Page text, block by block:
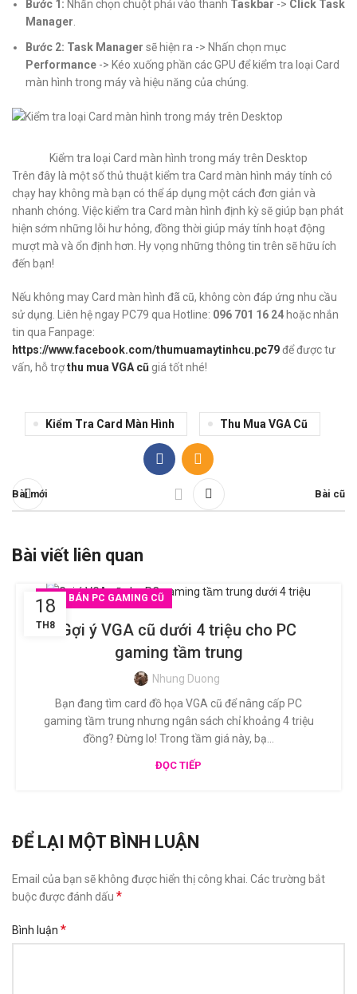
Bước 1: Nhấn chọn chuột phải vào thanh Taskbar -> Click Task
Manager
Bước 2: Task Manager sẽ hiện ra -> Nhấn chọn mục
Performance -> Kéo xuống phần các GPU để kiểm tra loại Card
màn hình trong máy và hiệu năng của chúng.
Kiểm tra loại Card màn hình trong máy trên Desktop
Trên đây là một số thủ thuật kiểm tra Card màn hình máy tính có
chạy hay không mà bạn có thể áp dụng một cách đơn giản và
nhanh chóng. Việc kiểm tra Card màn hình định kỳ sẽ giúp bạn phát
hiện sớm những lỗi hư hỏng, đồng thời giúp máy tính hoạt động
mượt mà và ổn định hơn. Hy vọng những thông tin trên sẽ hữu ích
đến bạn!
Nếu không may Card màn hình đã cũ, không còn đáp ứng nhu cầu
sử dụng. Liên hệ ngay PC79 qua Hotline: 096 701 16 24 hoặc nhắn
tin qua Fanpage:
https://www.facebook.com/thumuamaytinhcu.pc79để được tư
vấn, hỗ trợthu mua VGA cũ giá tốt nhé!
Kiểm Tra Card Màn Hình Thu Mua VGA Cũ
Bài mới Bài cũ
Bài viết liên quan
18
TH8
MUA BÁN PC GAMING CŨ
Gợi ý VGA cũ dưới 4 triệu cho PC
gaming tầm trung
Nhung Duong
Bạn đang tìm card đồ họa VGA cũ để nâng cấp PC
gaming tầm trung nhưng ngân sách chỉ khoảng 4 triệu
đồng? Đừng lo! Trong tầm giá này, bạ...
ĐỌC TIẾP
ĐỂ LẠI MỘT BÌNH LUẬN
Email của bạn sẽ không được hiển thị công khai. Các trường bắt
buộc được đánh dấu *
Bình luận *